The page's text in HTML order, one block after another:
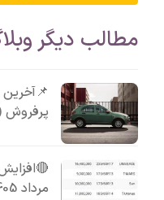
مطالب دیگر
پرفروش (۱۴ مرداد
مرداد 1405